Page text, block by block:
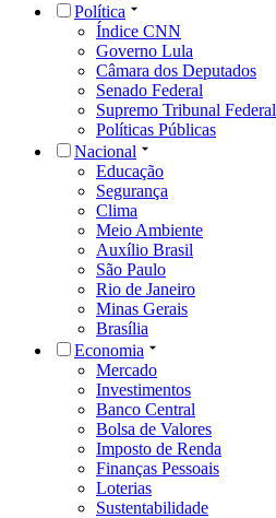
Política
Índice CNN
Governo Lula
Câmara dos Deputados
Senado Federal
Supremo Tribunal Federal
Políticas Públicas
Nacional
Educação
Segurança
Clima
Meio Ambiente
Auxílio Brasil
São Paulo
Rio de Janeiro
Minas Gerais
Brasília
Economia
Mercado
Investimentos
Banco Central
Bolsa de Valores
Imposto de Renda
Finanças Pessoais
Loterias
Sustentabilidade